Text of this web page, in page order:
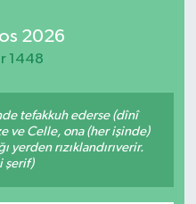
2026
1448
tefakkuh ederse (dînî
ve Celle, ona (her işinde)
yerden rızıklandırıverir.
şerif)